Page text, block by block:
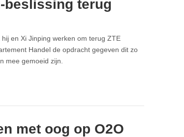
beslissing terug
en Xi Jinping werken om terug ZTE
Handel de opdracht gegeven dit zo
mee gemoeid zijn.
met oog op O2O